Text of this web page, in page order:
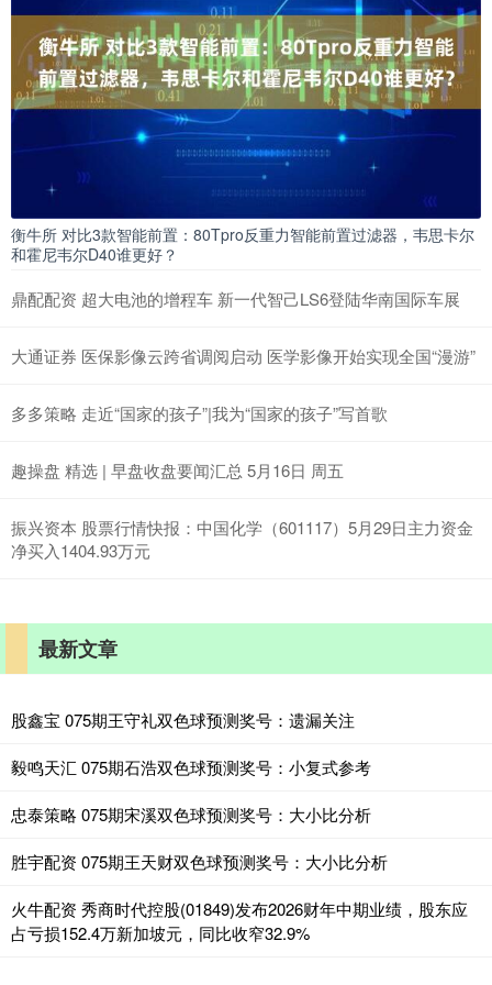
衡牛所 对比3款智能前置：80Tpro反重力智能前置过滤器，韦思卡尔
和霍尼韦尔D40谁更好？
鼎配配资 超大电池的增程车 新一代智己LS6登陆华南国际车展
大通证券 医保影像云跨省调阅启动 医学影像开始实现全国“漫游”
多多策略 走近“国家的孩子”|我为“国家的孩子”写首歌
趣操盘 精选 | 早盘收盘要闻汇总 5月16日 周五
振兴资本 股票行情快报：中国化学（601117）5月29日主力资金
净买入1404.93万元
最新文章
股鑫宝 075期王守礼双色球预测奖号：遗漏关注
毅鸣天汇 075期石浩双色球预测奖号：小复式参考
忠泰策略 075期宋溪双色球预测奖号：大小比分析
胜宇配资 075期王天财双色球预测奖号：大小比分析
火牛配资 秀商时代控股(01849)发布2026财年中期业绩，股东应
占亏损152.4万新加坡元，同比收窄32.9%